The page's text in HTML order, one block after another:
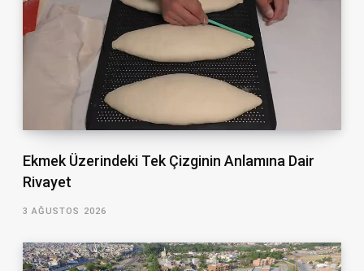
Ekmek Üzerindeki Tek Çizginin Anlamına Dair
Rivayet
3 AĞUSTOS 2026